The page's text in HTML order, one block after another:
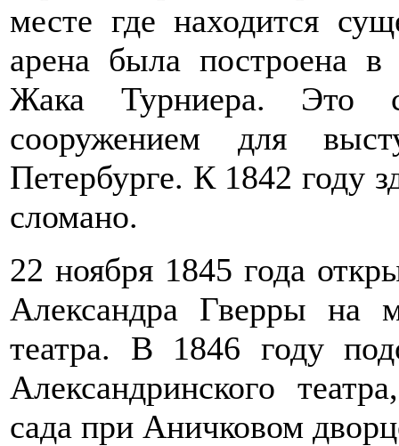
месте где находится
арена была построена
Жака Турниера. Это
сооружением для
Петербурге. К 1842 году
сломано.
22 ноября 1845 года
Александра Гверры на
театра. В 1846 году
Александринского
сада при Аничковом